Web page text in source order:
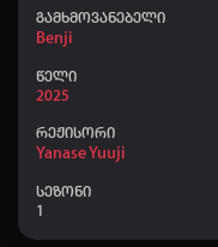
არ გაქვს
გამხმოვანებელი
Benji
წელი
2025
რეჟისორი
Yanase Yuuji
სეზონი
1